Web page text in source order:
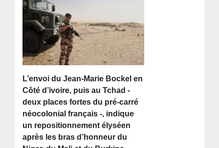
L’envoi du Jean-Marie Bockel en
Côté d’ivoire, puis au Tchad -
deux places fortes du pré-carré
néocolonial français -, indique
un repositionnement élyséen
après les bras d’honneur du